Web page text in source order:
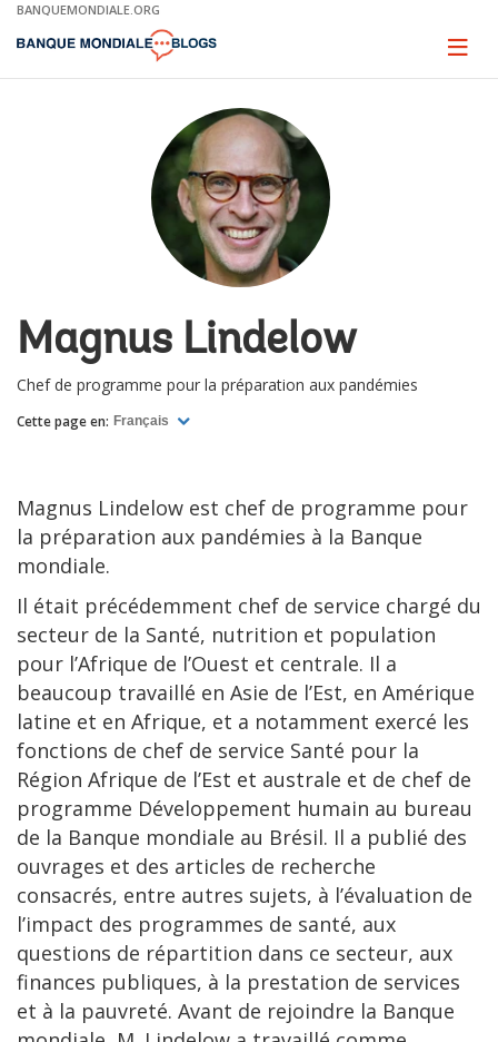
Skip
Main
BANQUEMONDIALE.ORG
Page
Magnus Lindelow
Chef de programme pour la préparation aux pandémies
Cette page en: Français
Magnus Lindelow est chef de programme pour
la préparation aux pandémies à la Banque
mondiale.
Il était précédemment chef de service chargé du
secteur de la Santé, nutrition et population
pour l’Afrique de l’Ouest et centrale. Il a
beaucoup travaillé en Asie de l’Est, en Amérique
latine et en Afrique, et a notamment exercé les
fonctions de chef de service Santé pour la
Région Afrique de l’Est et australe et de chef de
programme Développement humain au bureau
de la Banque mondiale au Brésil. Il a publié des
ouvrages et des articles de recherche
consacrés, entre autres sujets, à l’évaluation de
l’impact des programmes de santé, aux
questions de répartition dans ce secteur, aux
finances publiques, à la prestation de services
et à la pauvreté. Avant de rejoindre la Banque